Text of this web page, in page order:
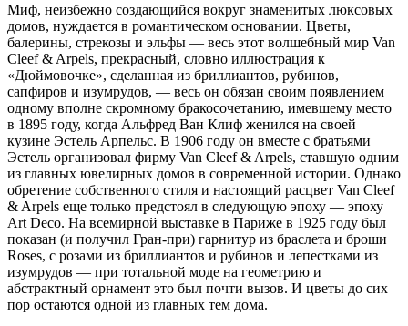
Миф, неизбежно создающийся вокруг знаменитых люксовых
домов, нуждается в романтическом основании. Цветы,
балерины, стрекозы и эльфы — весь этот волшебный мир Van
Cleef & Arpels, прекрасный, словно иллюстрация к
«Дюймовочке», сделанная из бриллиантов, рубинов,
сапфиров и изумрудов, — весь он обязан своим появлением
одному вполне скромному бракосочетанию, имевшему место
в 1895 году, когда Альфред Ван Клиф женился на своей
кузине Эстель Арпельс. В 1906 году он вместе с братьями
Эстель организовал фирму Van Cleef & Arpels, ставшую одним
из главных ювелирных домов в современной истории. Однако
обретение собственного стиля и настоящий расцвет Van Cleef
& Arpels еще только предстоял в следующую эпоху — эпоху
Art Deco. На всемирной выставке в Париже в 1925 году был
показан (и получил Гран-при) гарнитур из браслета и броши
Roses, с розами из бриллиантов и рубинов и лепестками из
изумрудов — при тотальной моде на геометрию и
абстрактный орнамент это был почти вызов. И цветы до сих
пор остаются одной из главных тем дома.